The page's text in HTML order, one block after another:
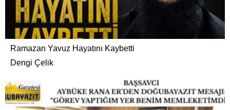
Ramazan Yavuz Hayatını Kaybetti
Dengi Çelik